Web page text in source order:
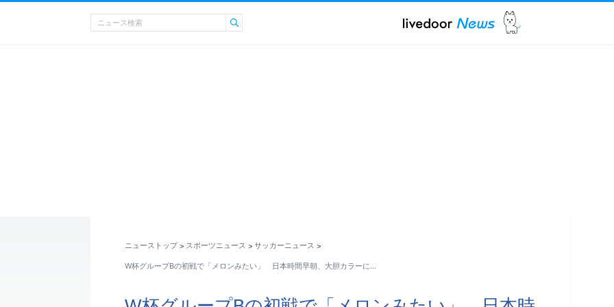
ニューストップ > スポーツニュース > サッカーニュース >
W杯グループBの初戦で「メロンみたい」 日本時間早朝、大胆カラーに…